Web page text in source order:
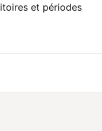
et périodes